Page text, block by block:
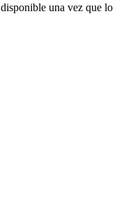
una vez que lo